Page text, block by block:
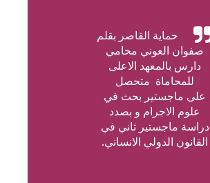
حماية القاصر بقلم
صفوان العوني محامي
دارس بالمعهد الاعلى
للمحاماة متحصل
على ماجستير بحث في
علوم الاجرام و بصدد
دراسة ماجستير ثاني في
القانون الدولي الانساني.